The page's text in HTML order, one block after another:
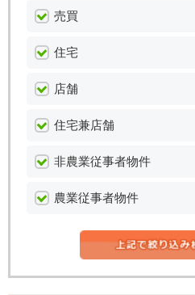
売買
住宅
店舗
住宅兼店舗
非農業従事者物件
農業従事者物件